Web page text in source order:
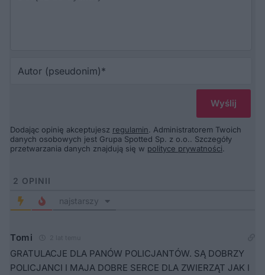
Dodając opinię akceptujesz regulamin. Administratorem Twoich
danych osobowych jest Grupa Spotted Sp. z o.o.. Szczegóły
przetwarzania danych znajdują się w polityce prywatności.
2 OPINII
najstarszy
Tomi
GRATULACJE DLA PANÓW POLICJANTÓW. SĄ DOBRZY
POLICJANCI I MAJA DOBRE SERCE DLA ZWIERZĄT JAK I